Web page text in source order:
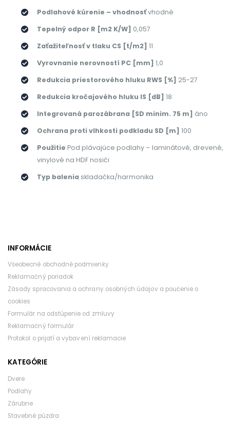
Podlahové kúrenie – vhodnosťvhodné
Tepelný odpor R [m2 K/W] 0,057
Zaťažiteľnosť v tlaku CS [t/m2] 11
Vyrovnanie nerovností PC [mm] 1,0
Redukcia priestorového hluku RWS [%] 25-27
Redukcia kročajového hluku IS [dB] 18
Integrovaná parozábrana [SD minim. 75 m] áno
Ochrana proti vlhkosti podkladu SD [m] 100
Použitie Pod plávajúce podlahy – laminátové, drevené,
vinylové na HDF nosiči
Typ balenia skladačka/harmonika
INFORMÁCIE
Všeobecné obchodné podmienky
Reklamačný poriadok
Zásady spracovania a ochrany osobných údajov a poučenie o
cookies
Formulár na odstúpenie od zmluvy
Reklamačný formulár
Protokol o prijatí a vybavení reklamacie
KATEGÓRIE
Dvere
Podlahy
Zárubne
Stavebné púzdra